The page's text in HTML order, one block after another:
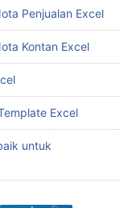
Penjualan Excel
Kontan Excel
Excel
untuk